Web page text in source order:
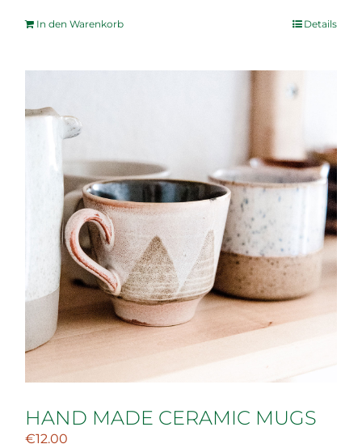
In den Warenkorb Details
HAND MADE CERAMIC MUGS
€12.00